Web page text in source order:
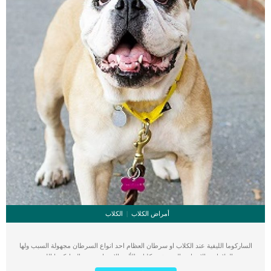
أمراض الكلاب الكلاب
الساركوما الليفية عند الكلاب او سرطان العظام احد انواع السرطان مجهولة السبب ولها
بعض العلامات والاعراض التى تشعر كلبك بالألم والانزعاج. تعتبر الساركوما الليفية عند
الكلاب هي نتيجة الانقسام غير الطبيعي للخلايا الليفية وهى الأكثر انتشارًا في النسيج